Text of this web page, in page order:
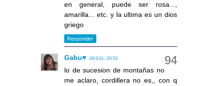
en general, puede ser rosa...,
amarilla... etc. y la ultima es un dios
griego
Responder
Gabu♥ 26/3/11, 20:52
lo de sucesion de montañas no
me aclaro, cordillera no es,, con q